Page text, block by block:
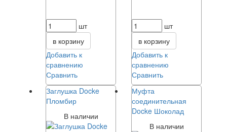
шт
в корзину
Добавить к
сравнению
Сравнить
шт
в корзину
Добавить к
сравнению
Сравнить
Заглушка Docke
Пломбир
В наличии
Муфта
соединительная
Docke Шоколад
В наличии